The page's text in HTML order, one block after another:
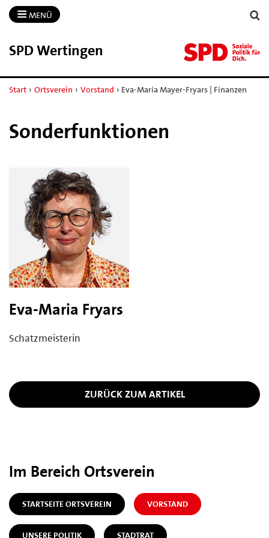
MENÜ
SPD Wertingen
Start › Ortsverein › Vorstand › Eva-Maria Mayer-Fryars | Finanzen
Sonderfunktionen
Eva-Maria Fryars
Schatzmeisterin
ZURÜCK ZUM ARTIKEL
Im Bereich Ortsverein
STARTSEITE ORTSVEREIN VORSTAND
UNSERE POLITIK STADTRAT